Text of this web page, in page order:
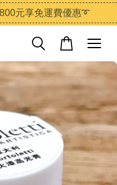
元享免運費優惠➰